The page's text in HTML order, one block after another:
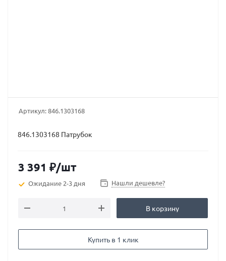
Артикул:846.1303168
846.1303168 Патрубок
3 391 ₽/шт
Ожидание 2-3 дня Нашли дешевле?
В корзину
Купить в 1 клик